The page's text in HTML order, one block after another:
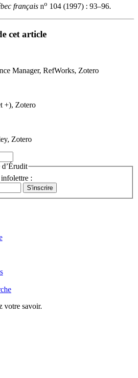
français no 104 (1997) : 93–96.
cet article
Manager, RefWorks, Zotero
+), Zotero
Zotero
d’Érudit
:
votre savoir.